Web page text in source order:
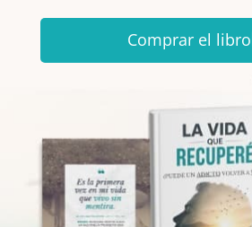
Comprar el libro